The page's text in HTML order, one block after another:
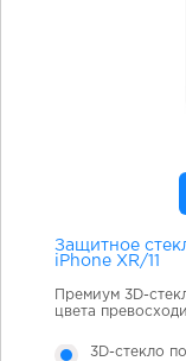
Защитное
iPhone XR/11
Премиум 3D-
цвета
3D-стекло